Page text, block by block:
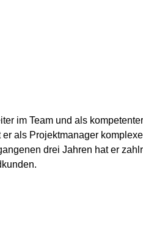
im Team und als kompetenter
als Projektmanager komplexe
drei Jahren hat er